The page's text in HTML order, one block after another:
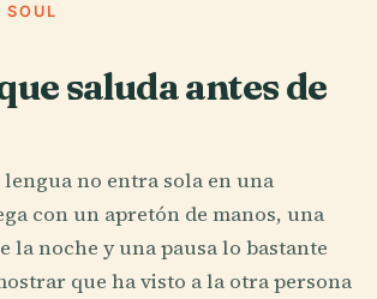
SOUL
saluda antes de
lengua no entra sola en una
con un apretón de manos, una
la noche y una pausa lo bastante
que ha visto a la otra persona